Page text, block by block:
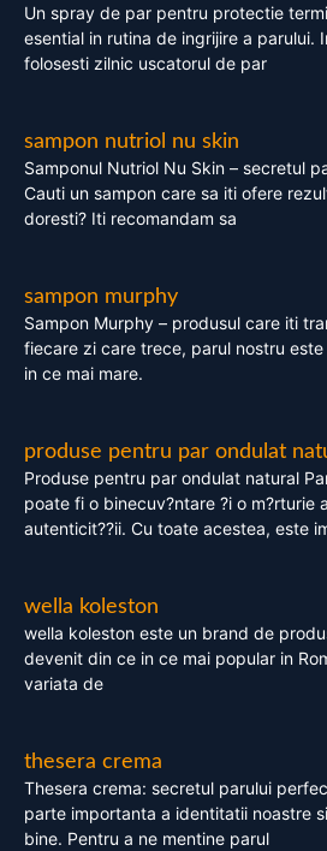
Un spray de par pentru protectie
esential in rutina de ingrijire a parului.
folosesti zilnic uscatorul de par
sampon nutriol nu skin
Samponul Nutriol Nu Skin – secretul
Cauti un sampon care sa iti ofere
doresti? Iti recomandam sa
sampon murphy
Sampon Murphy – produsul care iti
fiecare zi care trece, parul nostru
in ce mai mare.
produse pentru par ondulat
Produse pentru par ondulat natural
poate fi o binecuv?ntare ?i o m?rturie
autenticit??ii. Cu toate acestea, este
wella koleston
wella koleston este un brand de
devenit din ce in ce mai popular in
variata de
thesera crema
Thesera crema: secretul parului
parte importanta a identitatii noastre
bine. Pentru a ne mentine parul